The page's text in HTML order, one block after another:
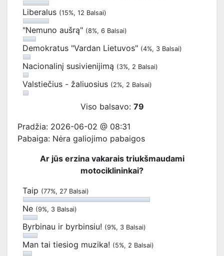
Liberalus (15%, 12 Balsai)
"Nemuno aušrą" (8%, 6 Balsai)
Demokratus "Vardan Lietuvos" (4%, 3 Balsai)
Nacionalinį susivienijimą (3%, 2 Balsai)
Valstiečius - žaliuosius (2%, 2 Balsai)
Viso balsavo: 79
Pradžia: 2026-06-02 @ 08:31
Pabaiga: Nėra galiojimo pabaigos
Ar jūs erzina vakarais triukšmaudami
motociklininkai?
Taip (77%, 27 Balsai)
Ne (9%, 3 Balsai)
Byrbinau ir byrbinsiu! (9%, 3 Balsai)
Man tai tiesiog muzika! (5%, 2 Balsai)